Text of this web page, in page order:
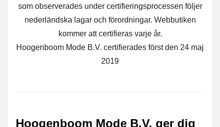
som observerades under certifieringsprocessen följer
nederländska lagar och förordningar. Webbutiken
kommer att certifieras varje år.
Hoogenboom Mode B.V. certifierades först den 24 maj
2019
Hoogenboom Mode B.V. ger dig